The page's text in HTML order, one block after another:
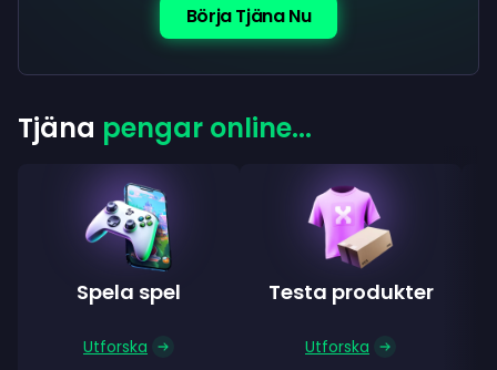
Börja Tjäna Nu
Tjäna pengar online...
Spela spel
Utforska
Testa produkter
Utforska